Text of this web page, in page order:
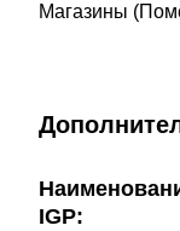
Магазины
IGP: